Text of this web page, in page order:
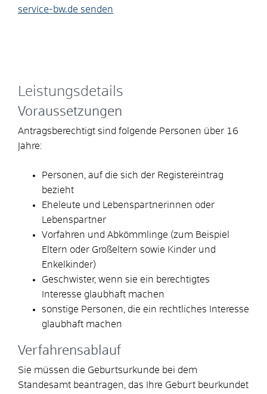
service-bw.de senden
Leistungsdetails
Voraussetzungen
Antragsberechtigt sind folgende Personen über 16
Jahre:
Personen, auf die sich der Registereintrag
bezieht
Eheleute und Lebenspartnerinnen oder
Lebenspartner
Vorfahren und Abkömmlinge (zum Beispiel
Eltern oder Großeltern sowie Kinder und
Enkelkinder)
Geschwister, wenn sie ein berechtigtes
Interesse glaubhaft machen
sonstige Personen, die ein rechtliches Interesse
glaubhaft machen
Verfahrensablauf
Sie müssen die Geburtsurkunde bei dem
Standesamt beantragen, das Ihre Geburt beurkundet